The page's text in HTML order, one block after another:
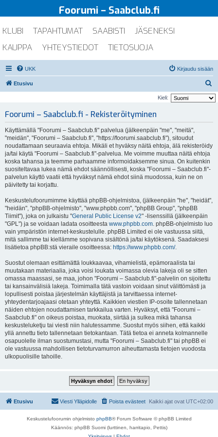
Foorumi – Saabclub.fi
KLUBI TAPAHTUMAT SAABISTI
JÄSENEKSI
KAUPPA
YHTEYSTIEDOT TIETOSUOJA
UKK Kirjaudu sisään
Etusivu
t
Kieli:
Foorumi – Saabclub.fi - Rekisteröityminen
Käyttämällä "Foorumi – Saabclub.fi" palvelua (jälkeenpäin "me", "meitä",
"meidän", "Foorumi – Saabclub.fi", "https://foorumi.saabclub.fi"), sitoudut
noudattamaan seuraavia ehtoja. Mikäli et hyväksy näitä ehtoja, älä rekisteröidy
ja/tai käytä "Foorumi – Saabclub.fi"-palvelua. Me voimme muuttaa näitä ehtoja
koska tahansa ja teemme parhaamme informoidaksemme sinua. On kuitenkin
suositeltavaa lukea nämä ehdot säännöllisesti, koska "Foorumi – Saabclub.fi"-
palvelun käyttö vaatii että hyväksyt nämä ehdot siinä muodossa, kuin ne on
päivitetty tai korjattu.
Keskustelufoorumimme käyttää phpBB-ohjelmistoa, (jälkeenpäin "he", "heidät",
"heidän", "phpBB-ohjelmisto", "www.phpbb.com", "phpBB Group", "phpBB
Tiimit"), joka on julkaistu "General Public License v2" -lisenssillä (jälkeenpäin
"GPL") ja se voidaan ladata osoitteesta www.phpbb.com. phpBB-ohjelmisto luo
vain ympäristön internet-keskustelulle. phpBB Limited ei ole vastuussa siitä,
mitä sallimme tai kiellämme sopivana sisältönä ja/tai käytöksenä. Saadaksesi
lisätietoa phpBB:stä vieraile osoitteessa: https://www.phpbb.com/.
Suostut olemaan esittämättä loukkaavaa, vihamielistä, epämoraalista tai
muutakaan materiaalia, joka voisi loukata voimassa olevia lakeja oli se sitten
omassa maassasi, se maa, johon "Foorumi – Saabclub.fi"-palvelin on sijoitettu
tai kansainvälisiä lakeja. Toimimalla tätä vastoin voidaan sinut välittömästi ja
lopullisesti poistaa järjestelmän käyttäjistä ja tarvittaessa internet-
yhteydentarjoajaasi otetaan yhteyttä. Kaikkien viestien IP-osoite tallennetaan
näiden ehtojen noudattamisen tarkkailua varten. Hyväksyt, että "Foorumi –
Saabclub.fi" on oikeus poistaa, muokata, siirtää ja sulkea mikä tahansa
keskusteluketju tai viesti niin halutessamme. Suostut myös siihen, että kaikki
yllä annettu tieto tallennetaan tietokantaan. Tätä tietoa ei anneta kolmannelle
osapuolelle ilman suostumustasi, mutta "Foorumi – Saabclub.fi" tai phpBB ei
ole vastuussa mahdollisen tietoturvamurron aiheuttamasta tietojen vuodosta
ulkopuolisille tahoille.
Etusivu Kaikki ajat ovat UTC+02:00
Poista evästeet
Viesti Ylläpidolle
Keskustelufoorumin ohjelmisto phpBB® Forum Software © phpBB Limited
Käännös: phpBB Suomi (lurttinen, harritapio, Pettis)